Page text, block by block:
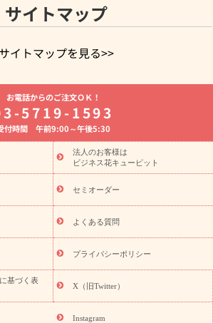
サイトマップ
サイトマップを見る>>
お祝いの花特集
誕生日フラワーギフト特集
キキョウ)
開店・開業祝い
悔やみ お供え・お悔やみの花
夜・葬儀に贈る花 胡蝶蘭・花鉢
のイベント
ひまわり ギフト・プレゼント
盆） 季節のイベント
お盆 花（新
新盆・初盆）
お盆・お供え 花とセットギ
リザーブドフラワー
ひまわり ギフト・プ
贈り・お中元・暑中見舞い 花のギフト特集
ギフト・プレゼント特集
特集
敬老の日 花のおすすめランキング
敬
ト・プレゼント特集
敬老の日 花とセットギ
敬老の日の花 全てのギフト一覧
キャン
ーガーディアンズ』コラボキャンペーン
す」キャンペーン
誕生日の花を探す
誕生日フラワーギフト特集
お電話からのご注文ＯＫ！
5719-1593
付時間 午前9:00～午後5:30
法人のお客様は
ビジネス花キューピット
セミオーダー
よくある質問
プライバシーポリシー
基づく表
X（旧Twitter）
Instagram